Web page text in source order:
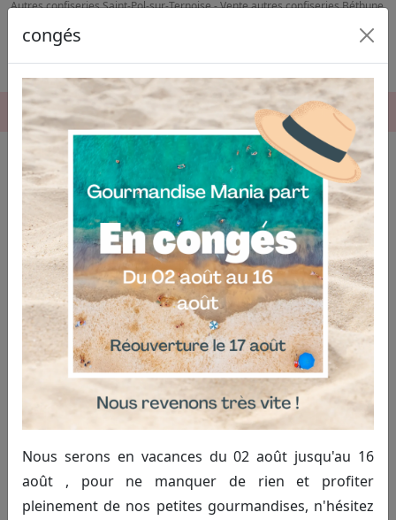
Autres confiseries Saint-Pol-sur-Ternoise - Vente autres confiseries Béthune
congés
Nous serons en vacances du 02 août jusqu'au 16
août , pour ne manquer de rien et profiter
pleinement de nos petites gourmandises, n'hésitez
06.04.03.19.74